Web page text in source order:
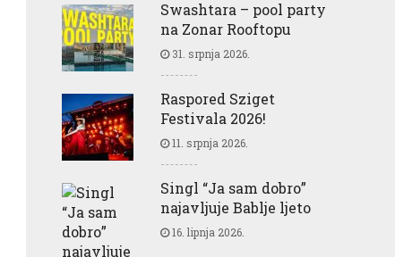
Swashtara – pool party
na Zonar Rooftopu
31. srpnja 2026.
Raspored Sziget
Festivala 2026!
11. srpnja 2026.
Singl “Ja sam dobro”
najavljuje Bablje ljeto
16. lipnja 2026.